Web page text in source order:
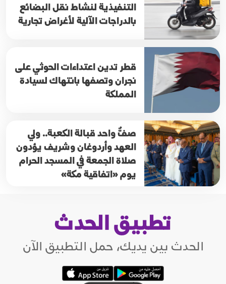
التنفيذية لنشاط نقل البضائع
بالدراجات الآلية لأغراض تجارية
قطر تدين اعتداءات الحوثي على
نجران وتصفها بانتهاك لسيادة
المملكة
صفٌّ واحد قبالة الكعبة.. ولي
العهد وأردوغان وشريف يؤدون
صلاة الجمعة في المسجد الحرام
يوم «اتفاقية مكة»
تطبيق الحدث
الحدث بين يديك، حمل التطبيق الآن